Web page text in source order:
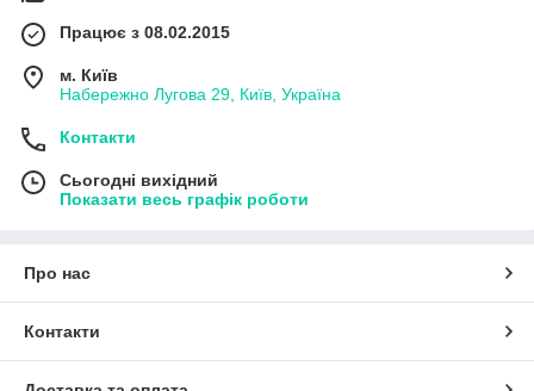
Працює з 08.02.2015
м. Київ
Набережно Лугова 29, Київ, Україна
Контакти
Сьогодні вихідний
Показати весь графік роботи
Про нас
Контакти